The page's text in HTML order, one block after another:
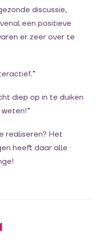
discussie,
een positieve
er zeer over te
diep op in te duiken
realiseren? Het
heeft daar alle